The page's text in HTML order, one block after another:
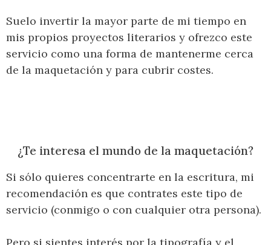
Suelo invertir la mayor parte de mi tiempo en
mis propios proyectos literarios y ofrezco este
servicio como una forma de mantenerme cerca
de la maquetación y para cubrir costes.
¿Te interesa el mundo de la maquetación?
Si sólo quieres concentrarte en la escritura, mi
recomendación es que contrates este tipo de
servicio (conmigo o con cualquier otra persona).
Pero si sientes interés por la tipografía y el